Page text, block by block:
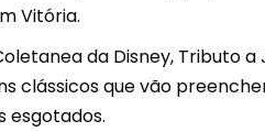
Company
Seviços – SSI –
Vitória.
da Disney, Tributo a
clássicos que vão
esgotados.